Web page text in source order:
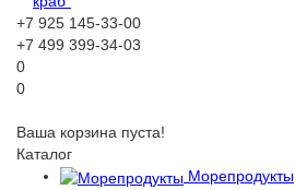
+7 925 145-33-00
+7 499 399-34-03
0
0
Ваша корзина пуста!
Каталог
Морепродукты